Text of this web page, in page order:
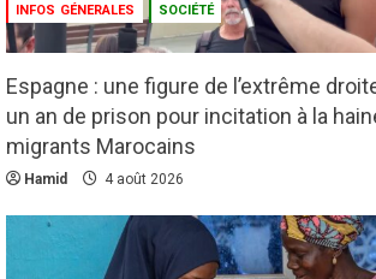
INFOS GÉNERALES SOCIÉTÉ
Espagne : une figure de l’extrême
un an de prison pour incitation à la
migrants Marocains
Hamid 4 août 2026
achètent des millions de
les détruire